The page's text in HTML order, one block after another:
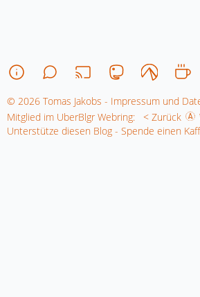
© 2026 Tomas Jakobs - Impressum und
Mitglied im UberBlgr Webring:
< Zurück
Unterstütze diesen Blog - Spende einen